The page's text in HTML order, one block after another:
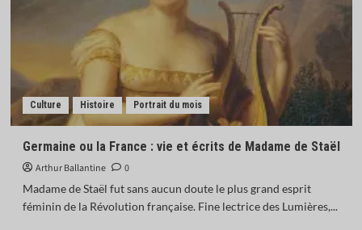
Culture Histoire Portrait du mois
Germaine ou la France : vie et écrits de Madame de Staël
Arthur Ballantine
0
Madame de Staël fut sans aucun doute le plus grand esprit
féminin de la Révolution française. Fine lectrice des Lumières,...